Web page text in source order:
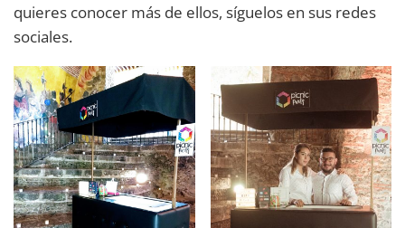
quieres conocer más de ellos, síguelos en sus redes
sociales.